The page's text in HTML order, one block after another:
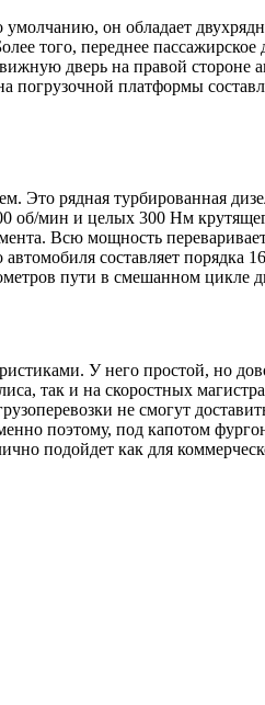
он обладает
того, переднее
дверь на правой
погрузочной платформы
Это рядная турбированная
мин и целых 300 Нм
Всю мощность
составляет
пути в смешанном цикле
У него простой, но
так и на скоростных
не смогут
поэтому, под капотом
подойдет как для